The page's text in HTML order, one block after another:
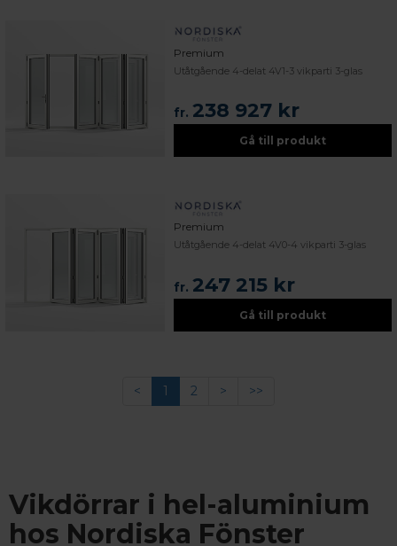
Premium
Utåtgående 4-delat 4V1-3 vikparti 3-glas
fr. 238 927 kr
Gå till produkt
Premium
Utåtgående 4-delat 4V0-4 vikparti 3-glas
fr. 247 215 kr
Gå till produkt
< 1 2 > >>
Vikdörrar i hel-aluminium
hos Nordiska Fönster